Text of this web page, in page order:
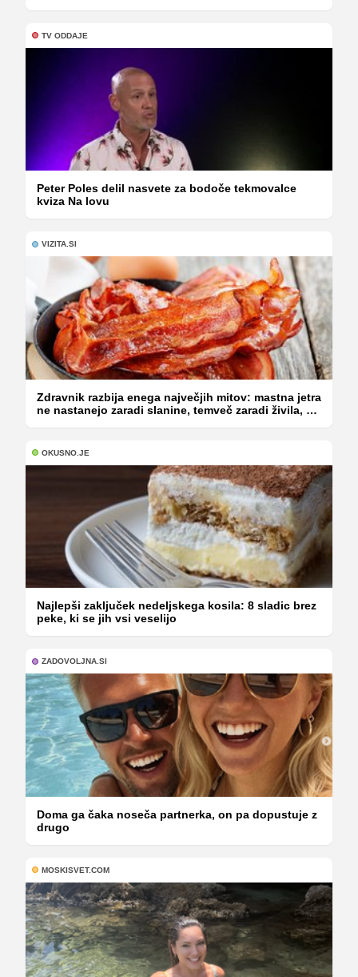
TV ODDAJE
Peter Poles delil nasvete za bodoče tekmovalce
kviza Na lovu
VIZITA.SI
Zdravnik razbija enega največjih mitov: mastna jetra
ne nastanejo zaradi slanine, temveč zaradi živila, ki
OKUSNO.JE
Najlepši zaključek nedeljskega kosila: 8 sladic brez
peke, ki se jih vsi veselijo
ZADOVOLJNA.SI
Doma ga čaka noseča partnerka, on pa dopustuje z
drugo
MOSKISVET.COM